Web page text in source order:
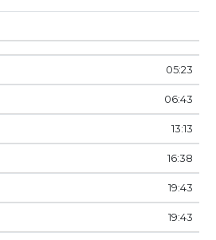
05:23
06:43
13:13
16:38
19:43
19:43